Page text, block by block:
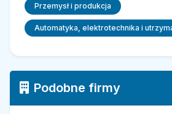
Przemysł i produkcja
Automatyka, elektrotechnika i
Podobne firmy